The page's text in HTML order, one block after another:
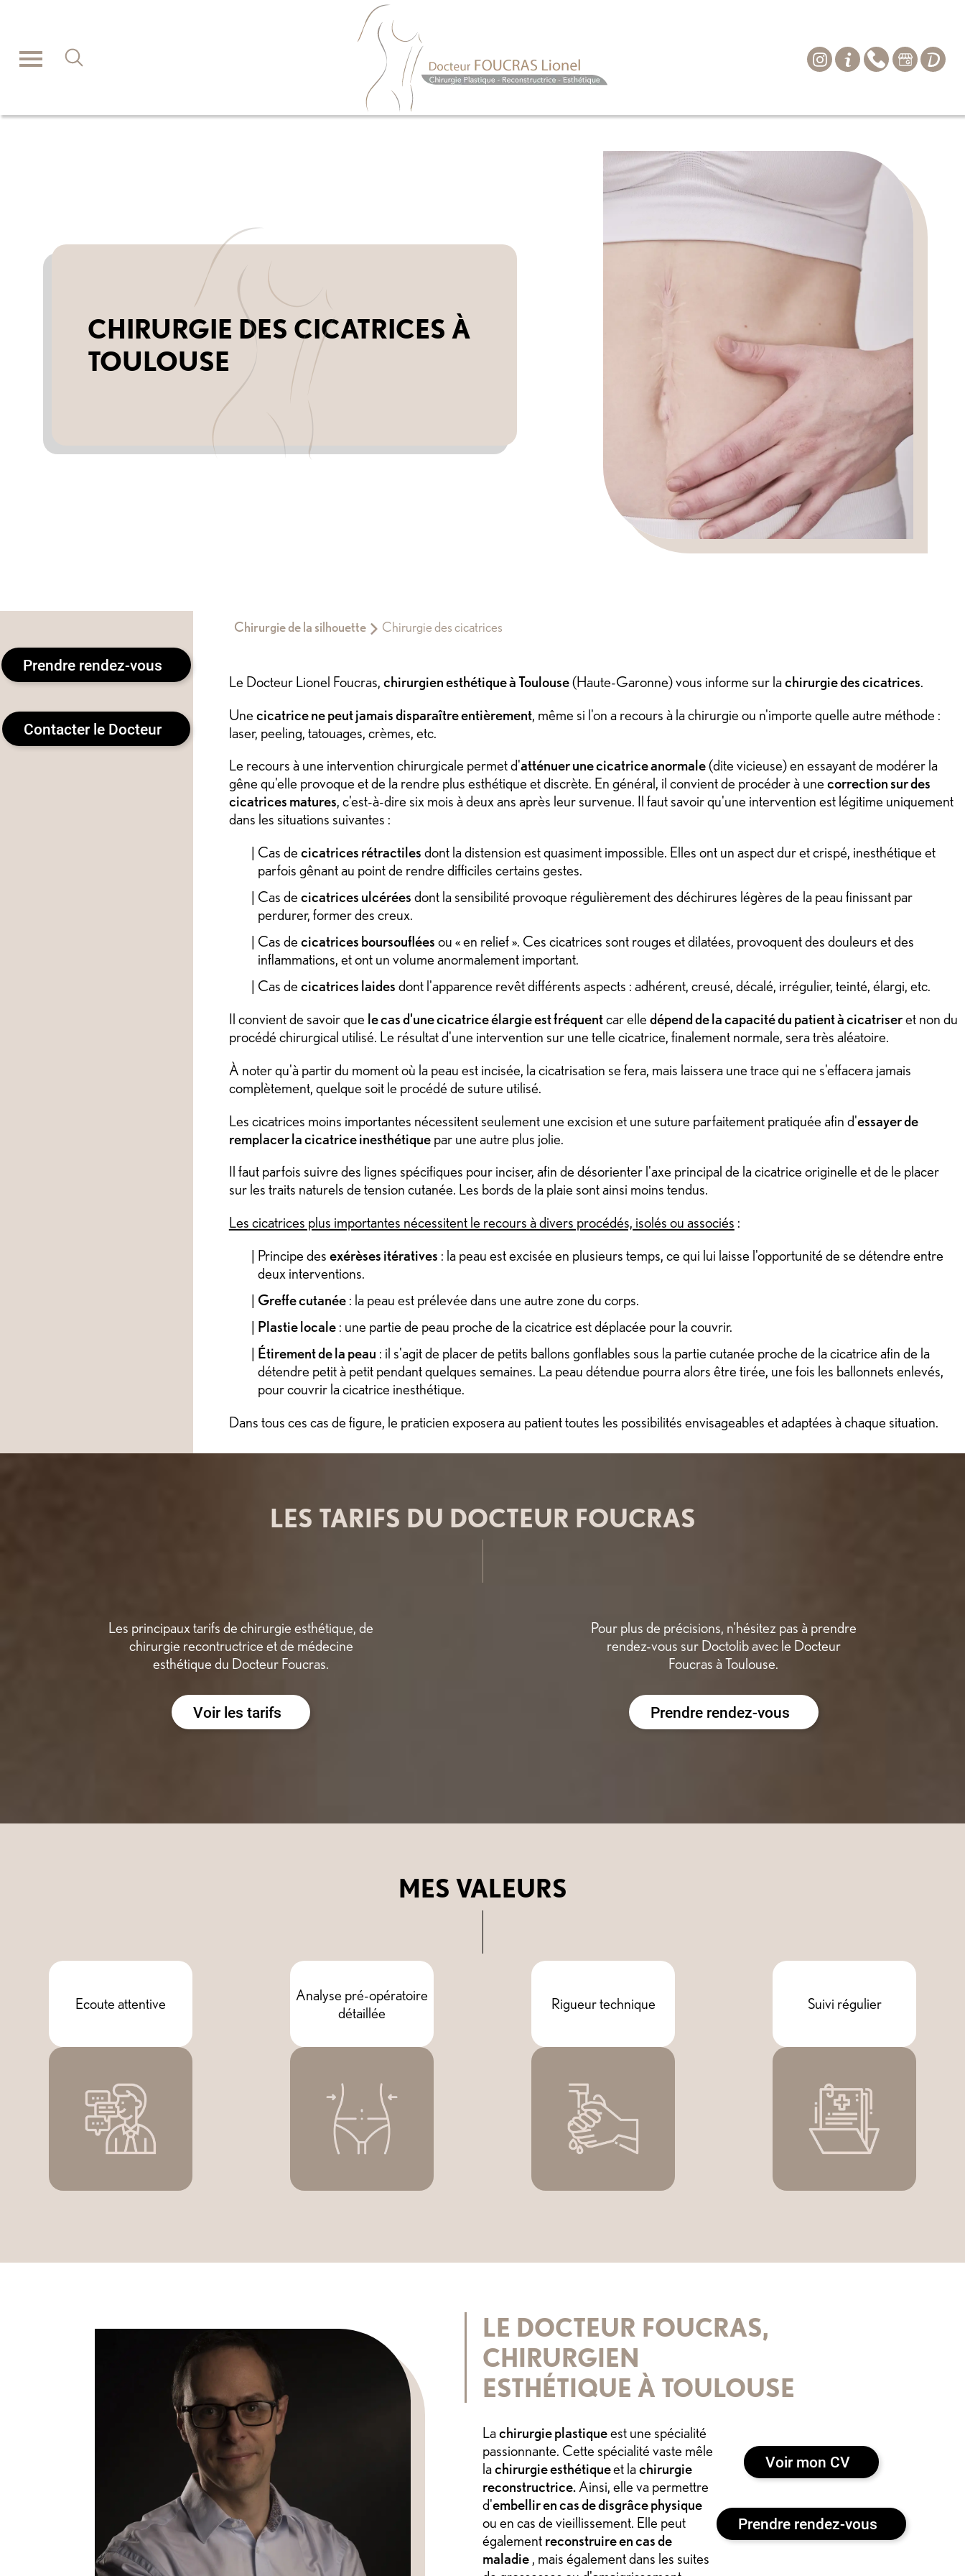
CHIRURGIE DES CICATRICES À
TOULOUSE
Prendre rendez-vous
Contacter le Docteur
Chirurgie de la silhouette Chirurgie des cicatrices
Le Docteur Lionel Foucras, chirurgien esthétique à Toulouse(Haute-Garonne) vous informe sur lachirurgie des cicatrices.
Une cicatrice ne peut jamais disparaître entièrement, même si l'on a recours à la chirurgie ou n'importe quelle autre méthode :
laser, peeling, tatouages, crèmes, etc.
Le recours à une intervention chirurgicale permet d'atténuer une cicatrice anormale(dite vicieuse) en essayant de modérer la
gêne qu'elle provoque et de la rendre plus esthétique et discrète. En général, il convient de procéder à une correction sur des
cicatrices matures, c'est-à-dire six mois à deux ans après leur survenue. Il faut savoir qu'une intervention est légitime uniquement
dans les situations suivantes :
Cas de cicatrices rétractiles dont la distension est quasiment impossible. Elles ont un aspect dur et crispé, inesthétique et
parfois gênant au point de rendre difficiles certains gestes.
Cas de cicatrices ulcérées dont la sensibilité provoque régulièrement des déchirures légères de la peau finissant par
perdurer, former des creux.
Cas de cicatrices boursouflées ou « en relief ». Ces cicatrices sont rouges et dilatées, provoquent des douleurs et des
inflammations, et ont un volume anormalement important.
Cas de cicatrices laides dont l'apparence revêt différents aspects : adhérent, creusé, décalé, irrégulier, teinté, élargi, etc.
Il convient de savoir que le cas d'une cicatrice élargie est fréquentcar elle dépend de la capacité du patient à cicatriseret non du
procédé chirurgical utilisé. Le résultat d'une intervention sur une telle cicatrice, finalement normale, sera très aléatoire.
À noter qu'à partir du moment où la peau est incisée, la cicatrisation se fera, mais laissera une trace qui ne s'effacera jamais
complètement, quelque soit le procédé de suture utilisé.
Les cicatrices moins importantes nécessitent seulement une excision et une suture parfaitement pratiquée afin d'essayer de
remplacer la cicatrice inesthétiquepar une autre plus jolie.
Il faut parfois suivre des lignes spécifiques pour inciser, afin de désorienter l'axe principal de la cicatrice originelle et de le placer
sur les traits naturels de tension cutanée. Les bords de la plaie sont ainsi moins tendus.
Les cicatrices plus importantes nécessitent le recours à divers procédés, isolés ou associés :
Principe des exérèses itératives : la peau est excisée en plusieurs temps, ce qui lui laisse l'opportunité de se détendre entre
deux interventions.
Greffe cutanée: la peau est prélevée dans une autre zone du corps.
Plastie locale: une partie de peau proche de la cicatrice est déplacée pour la couvrir.
Étirement de la peau : il s'agit de placer de petits ballons gonflables sous la partie cutanée proche de la cicatrice afin de la
détendre petit à petit pendant quelques semaines. La peau détendue pourra alors être tirée, une fois les ballonnets enlevés,
pour couvrir la cicatrice inesthétique.
Dans tous ces cas de figure, le praticien exposera au patient toutes les possibilités envisageables et adaptées à chaque situation.
LES TARIFS DU DOCTEUR FOUCRAS
Les principaux tarifs de chirurgie esthétique, de
chirurgie recontructrice et de médecine
esthétique du Docteur Foucras.
Voir les tarifs
Pour plus de précisions, n'hésitez pas à prendre
rendez-vous sur Doctolib avec le Docteur
Foucras à Toulouse.
Prendre rendez-vous
MES VALEURS
Ecoute attentive
Analyse pré-opératoire
détaillée
Rigueur technique Suivi régulier
LE DOCTEUR FOUCRAS,
CHIRURGIEN
ESTHÉTIQUE À TOULOUSE
Voir mon CV
Prendre rendez-vous
Lachirurgie plastiqueest une spécialité
passionnante. Cette spécialité vaste mêle
lachirurgie esthétiqueet lachirurgie
reconstructrice.Ainsi, elle va permettre
d'embellir en cas de disgrâce physique
ou en cas de vieillissement. Elle peut
également reconstruire en cas de
maladie , mais également dans les suites